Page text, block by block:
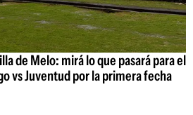
de Melo: mirá lo que pasará para el
vs Juventud por la primera fecha